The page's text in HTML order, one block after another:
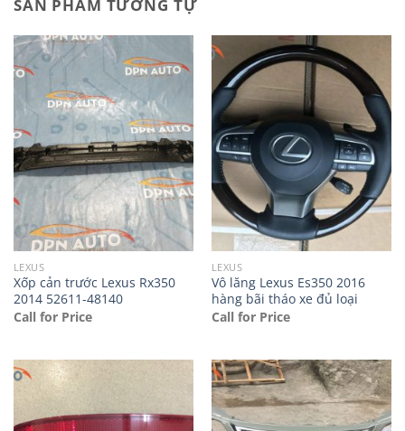
SẢN PHẨM TƯƠNG TỰ
LEXUS
Xốp cản trước Lexus Rx350
2014 52611-48140
Call for Price
LEXUS
Vô lăng Lexus Es350 2016
hàng bãi tháo xe đủ loại
Call for Price